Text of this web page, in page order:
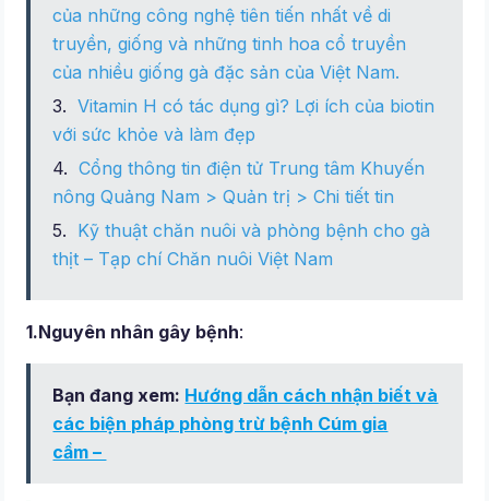
của những công nghệ tiên tiến nhất về di
truyền, giống và những tinh hoa cổ truyền
của nhiều giống gà đặc sản của Việt Nam.
Vitamin H có tác dụng gì? Lợi ích của biotin
với sức khỏe và làm đẹp
Cổng thông tin điện tử Trung tâm Khuyến
nông Quảng Nam > Quản trị > Chi tiết tin
Kỹ thuật chăn nuôi và phòng bệnh cho gà
thịt – Tạp chí Chăn nuôi Việt Nam
1.Nguyên nhân gây bệnh:
Bạn đang xem: Hướng dẫn cách nhận biết và
các biện pháp phòng trừ bệnh Cúm gia
cầm –